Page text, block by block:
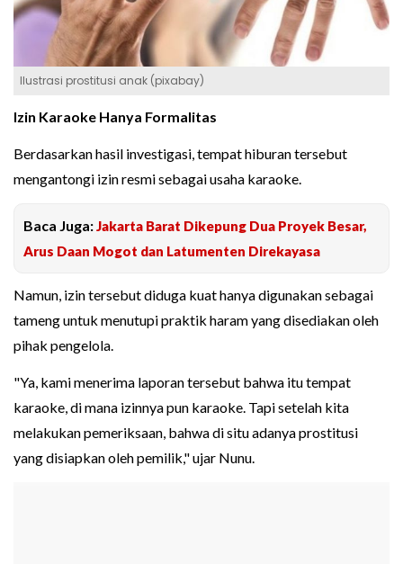
Ilustrasi prostitusi anak (pixabay)
Izin Karaoke Hanya Formalitas
Berdasarkan hasil investigasi, tempat hiburan tersebut
mengantongi izin resmi sebagai usaha karaoke.
Baca Juga: Jakarta Barat Dikepung Dua Proyek Besar,
Arus Daan Mogot dan Latumenten Direkayasa
Namun, izin tersebut diduga kuat hanya digunakan sebagai
tameng untuk menutupi praktik haram yang disediakan oleh
pihak pengelola.
"Ya, kami menerima laporan tersebut bahwa itu tempat
karaoke, di mana izinnya pun karaoke. Tapi setelah kita
melakukan pemeriksaan, bahwa di situ adanya prostitusi
yang disiapkan oleh pemilik," ujar Nunu.